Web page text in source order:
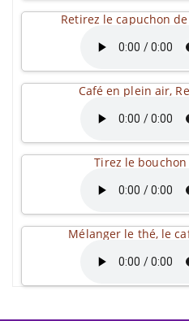
Retirez le capuchon
Café en plein air,
Tirez le
Mélanger le thé, le